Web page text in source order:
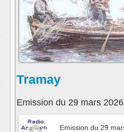
Tramay
Emission du 29 mars 2026
Emission du 29